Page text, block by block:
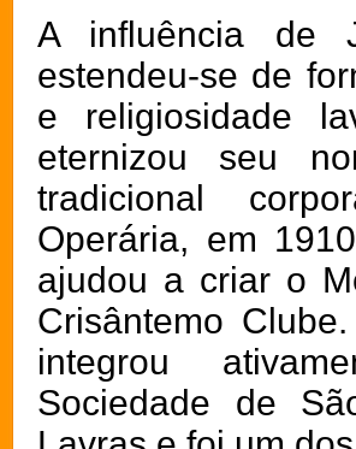
A influência de
estendeu-se de
e religiosidade
eternizou seu
tradicional
Operária, em
ajudou a criar o
Crisântemo
integrou
Sociedade de